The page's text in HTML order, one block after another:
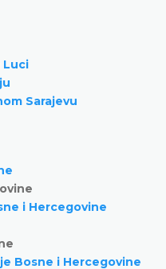
Luci
Sarajevu
i Hercegovine
Bosne i Hercegovine